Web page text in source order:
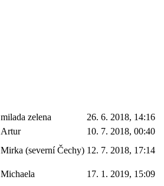
milada zelena
26. 6. 2018, 14:16
Artur
10. 7. 2018, 00:40
Mirka (severní Čechy) 12. 7. 2018, 17:14
Michaela 17. 1. 2019, 15:09